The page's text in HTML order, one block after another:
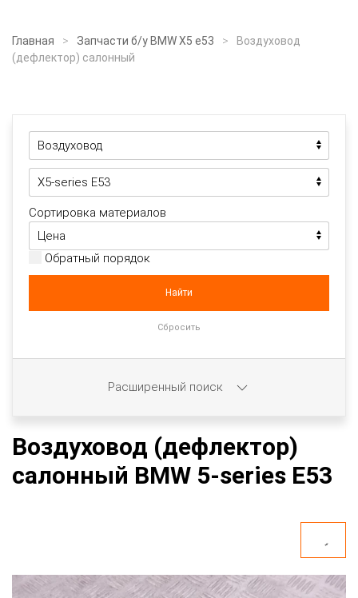
Главная Запчасти б/у BMW X5 e53
Воздуховод
(дефлектор) салонный
Воздуховод (дефлектор)
салонный BMW 5-series E53
Сортировка материалов
Обратный порядок
Расширенный поиск